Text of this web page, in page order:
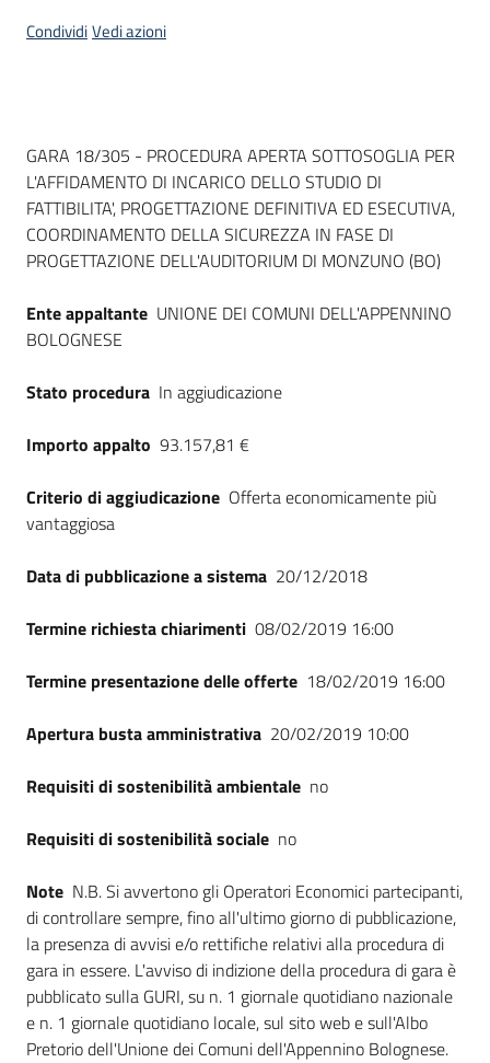
CondividiVedi azioni
Dati del bando
GARA 18/305 - PROCEDURA APERTA SOTTOSOGLIA PER
L'AFFIDAMENTO DI INCARICO DELLO STUDIO DI
FATTIBILITA', PROGETTAZIONE DEFINITIVA ED ESECUTIVA,
COORDINAMENTO DELLA SICUREZZA IN FASE DI
PROGETTAZIONE DELL'AUDITORIUM DI MONZUNO (BO)
Ente appaltante UNIONE DEI COMUNI DELL'APPENNINO
BOLOGNESE
Stato procedura In aggiudicazione
Importo appalto 93.157,81 €
Criterio di aggiudicazione Offerta economicamente più
vantaggiosa
Data di pubblicazione a sistema 20/12/2018
Termine richiesta chiarimenti 08/02/2019 16:00
Termine presentazione delle offerte 18/02/2019 16:00
Apertura busta amministrativa 20/02/2019 10:00
Requisiti di sostenibilità ambientale no
Requisiti di sostenibilità sociale no
Note N.B. Si avvertono gli Operatori Economici partecipanti,
di controllare sempre, fino all'ultimo giorno di pubblicazione,
la presenza di avvisi e/o rettifiche relativi alla procedura di
gara in essere. L'avviso di indizione della procedura di gara è
pubblicato sulla GURI, su n. 1 giornale quotidiano nazionale
e n. 1 giornale quotidiano locale, sul sito web e sull'Albo
Pretorio dell'Unione dei Comuni dell'Appennino Bolognese.